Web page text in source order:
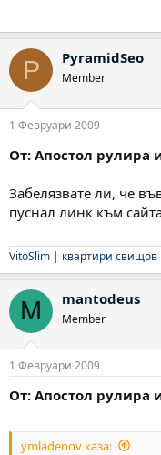
P PyramidSeo
Member
1 Февруари 2009
От: Апостол рулира
Забелязвате ли, че
пуснал линк към
VitoSlim | квартири свищов
M mantodeus
Member
1 Февруари 2009
От: Апостол рулира
ymladenov каза: